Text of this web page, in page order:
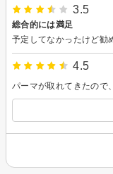
3.5
総合的には満足
4.5